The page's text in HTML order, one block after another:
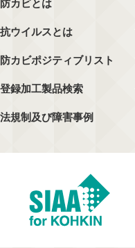
防カビとは
抗ウイルスとは
防カビポジティブリスト
登録加工製品検索
法規制及び障害事例